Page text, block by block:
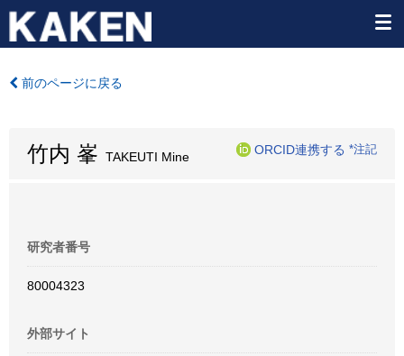
前のページに戻る
竹内 峯 TAKEUTI Mine
ORCID連携する *注記
研究者番号
80004323
外部サイト